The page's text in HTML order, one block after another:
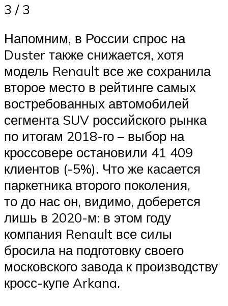
3 / 3
Напомним, в России спрос на
Duster также снижается, хотя
модель Renault все же сохранила
второе место в рейтинге самых
востребованных автомобилей
сегмента SUV российского рынка
по итогам 2018-го – выбор на
кроссовере остановили 41 409
клиентов (-5%). Что же касается
паркетника второго поколения,
то до нас он, видимо, доберется
лишь в 2020-м: в этом году
компания Renault все силы
бросила на подготовку своего
московского завода к производству
кросс-купе Arkana.